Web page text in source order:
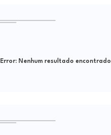
Error:Nenhum resultado encontrado